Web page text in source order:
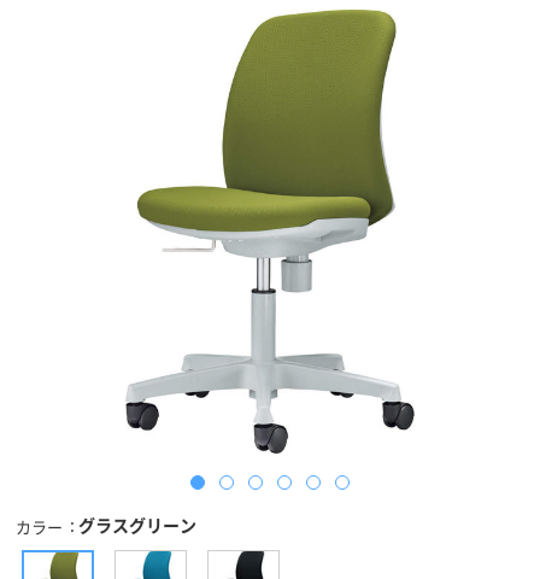
カラー グラスグリーン